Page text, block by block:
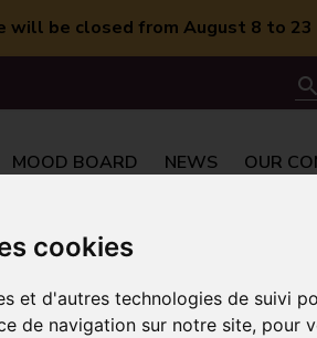
cookies
et d'autres technologies de suivi
de navigation sur notre site, pour
will be closed from August 8 to
search
MOOD BOARD NEWS OUR